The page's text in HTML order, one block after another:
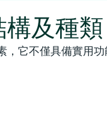
及種類
它不僅具備實用功